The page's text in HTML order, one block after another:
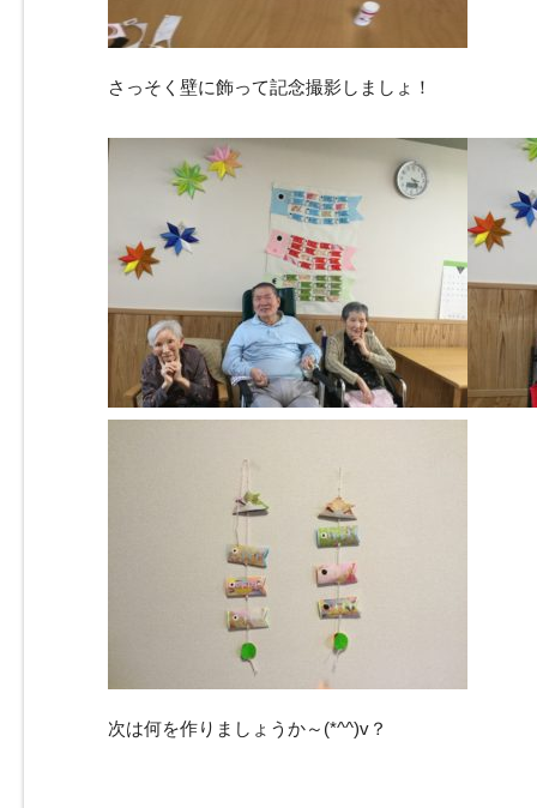
さっそく壁に飾って記念撮影しましょ！
次は何を作りましょうか～(*^^)v？